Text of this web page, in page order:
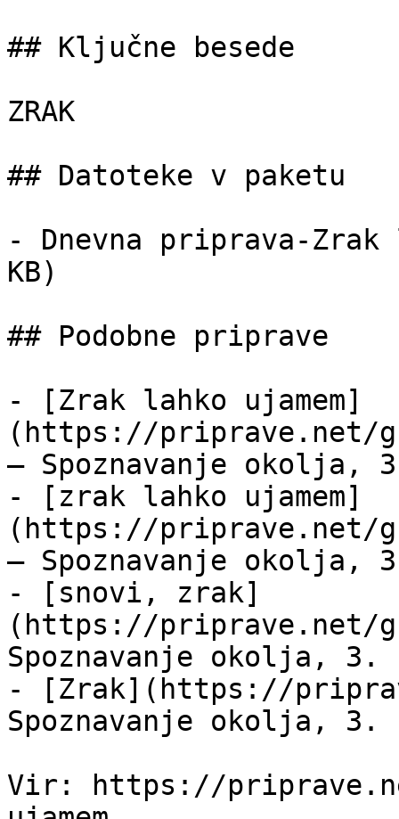
## Ključne besede
ZRAK
## Datoteke v paketu
- Dnevna priprava-Zrak
KB)
## Podobne priprave
- [Zrak lahko ujamem]
(https://priprave.net/
— Spoznavanje okolja,
- [zrak lahko ujamem]
(https://priprave.net/
— Spoznavanje okolja,
- [snovi, zrak]
(https://priprave.net/
Spoznavanje okolja, 3.
- [Zrak](https://
Spoznavanje okolja, 3.
Vir: https://